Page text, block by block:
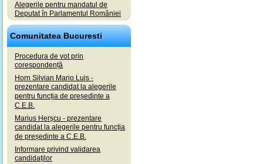
Alegerile pentru mandatul de
Deputat în Parlamentul României
Comunitatea Bucuresti
Procedura de vot prin
corespondență
Horn Silvian Mario Luis -
prezentare candidat la alegerile
pentru funcția de președinte a
C.E.B.
Marius Herșcu - prezentare
candidat la alegerile pentru funcția
de președinte a C.E.B.
Informare privind validarea
candidaților